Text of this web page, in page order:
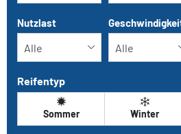
Nutzlast
Reifentyp
Sommer Winter